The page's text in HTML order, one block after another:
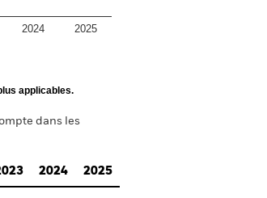
2024 2025
applicables.
dans les
2024 2025